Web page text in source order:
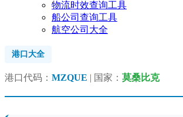
物流时效查询工具
船公司查询工具
航空公司大全
港口大全
港口代码： MZQUE | 国家： 莫桑比克